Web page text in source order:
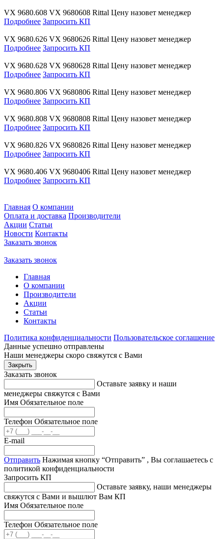
VX 9680.608 VX 9680608 Rittal Цену назовет менеджер
Подробнее Запросить КП
VX 9680.626 VX 9680626 Rittal Цену назовет менеджер
Подробнее Запросить КП
VX 9680.628 VX 9680628 Rittal Цену назовет менеджер
Подробнее Запросить КП
VX 9680.806 VX 9680806 Rittal Цену назовет менеджер
Подробнее Запросить КП
VX 9680.808 VX 9680808 Rittal Цену назовет менеджер
Подробнее Запросить КП
VX 9680.826 VX 9680826 Rittal Цену назовет менеджер
Подробнее Запросить КП
VX 9680.406 VX 9680406 Rittal Цену назовет менеджер
Подробнее Запросить КП
Главная О компании
Оплата и доставка Производители
Акции Статьи
Новости Контакты
Заказать звонок
Заказать звонок
Главная
О компании
Производители
Акции
Статьи
Контакты
Политика конфиденциальности Пользовательское соглашение
Данные успешно отправлены
Наши менеджеры скоро свяжутся с Вами
Закрыть
Заказать звонок
Оставьте заявку и наши
менеджеры свяжутся с Вами
Имя Обязательное поле
Телефон Обязательное поле
E-mail
Отправить Нажимая кнопку “Отправить” , Вы соглашаетесь с
политикой конфиденциальности
Запросить КП
Оставьте заявку, наши менеджеры
свяжутся с Вами и вышлют Вам КП
Имя Обязательное поле
Телефон Обязательное поле